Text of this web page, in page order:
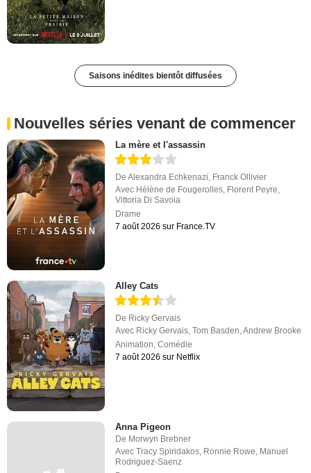
Saisons inédites bientôt diffusées
Nouvelles séries venant de commencer
La mère et l'assassin
DeAlexandra Echkenazi Franck Ollivier
Avec Hélène de Fougerolles Florent Peyre
Vittoria Di Savoia
Drame
7 août 2026 sur France.TV
Alley Cats
De Ricky Gervais
Avec Ricky Gervais,Tom Basden,Andrew Brooke
Animation,Comédie
7 août 2026 sur Netflix
Anna Pigeon
De Morwyn Brebner
AvecTracy Spiridakos, Ronnie Rowe, Manuel
Rodriguez-Saenz